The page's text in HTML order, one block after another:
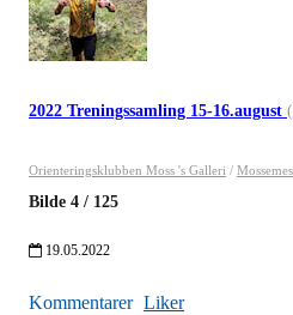
2022 Treningssamling 15-16.august
Orienteringsklubben Moss 's Galleri /
Bilde 4 / 125
19.05.2022
Kommentarer Liker